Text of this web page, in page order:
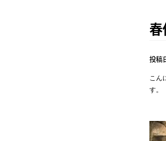
春
投稿
こん
す。